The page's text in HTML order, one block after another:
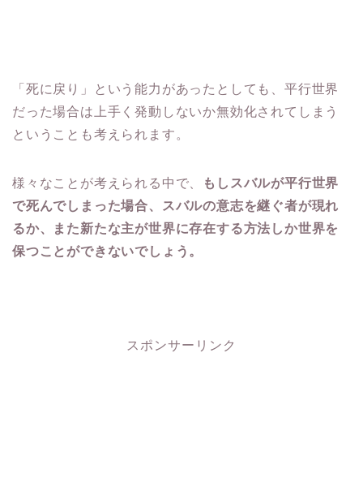
「死に戻り」という能力があったとしても、平行世界
だった場合は上手く発動しないか無効化されてしまう
ということも考えられます。
様々なことが考えられる中で、
もしスバルが平行世界
で死んでしまった場合、スバルの意志を継ぐ者が現れ
るか、また新たな主が世界に存在する方法しか世界を
保つことができないでしょう。
スポンサーリンク